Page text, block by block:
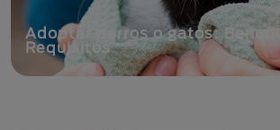
Adoptar perros o gatos:
Requisitos